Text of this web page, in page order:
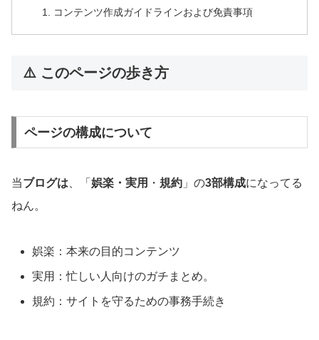
コンテンツ作成ガイドラインおよび免責事項
⚠️ このページの歩き方
ページの構成について
当ブログは 、「 娯楽・実用 ・ 規約 」の3部構成になってる
ねん。
娯楽：本来の目的コンテンツ
実用：忙しい人向けのガチまとめ。
規約：サイトを守るための事務手続き